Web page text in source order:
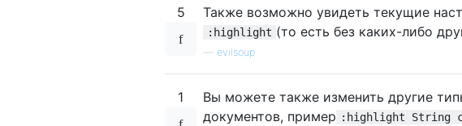
5 Также возможно увидеть текущие
:highlight (то есть без каких-либо
evilsoup
1
Вы можете также изменить другие
документов, пример :highlight String